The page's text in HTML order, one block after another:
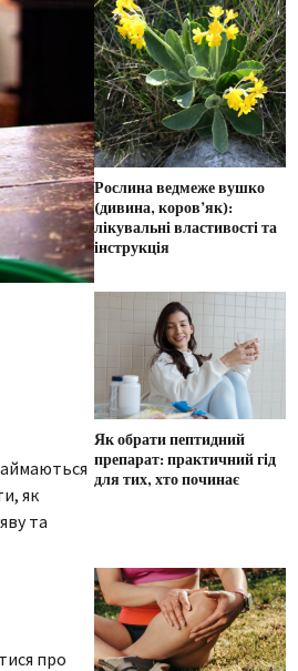
як
та
про
Рослина ведмеже вушко
(дивина, коров’як):
лікувальні властивості та
інструкція
Як обрати пептидний
препарат: практичний гід
для тих, хто починає